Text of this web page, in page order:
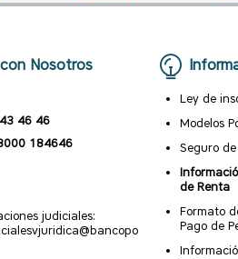
Nosotros
46 46
184646
judiciales:
Ley de
Modelos
Seguro
de Renta
Formato
Pago de